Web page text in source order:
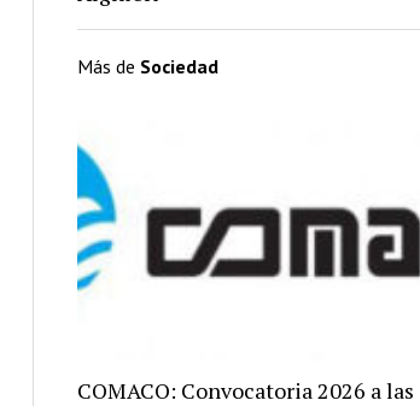
Más de Sociedad
COMACO: Convocatoria 2026 a las